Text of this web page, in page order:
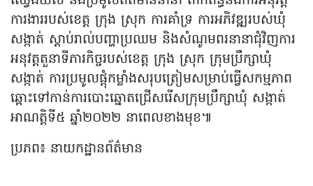
ការងាររបស់ខេត្ត ក្រុង ស្រុក ការគាំទ្រ ការអភិវឌ្ឍរបស់ឃុំ
សង្កាត់ ស្តាប់រាល់បញ្ហាប្រឈម និងសំណូមពរនានាជុំវិញការ
អនុវត្តតួនាទីភារកិច្ចរបស់ខេត្ត ក្រុង ស្រុក ក្រុមប្រឹក្សាឃុំ
សង្កាត់ ការប្រមូលផ្តុំកម្លាំងសរុបត្រៀមសម្រាប់ធ្វើសកម្មភាព
ឆ្ពោះទៅកាន់ការបោះឆ្នោតជ្រើសរើសក្រុមប្រឹក្សាឃុំ សង្កាត់
អាណត្តិទី៥ ឆ្នាំ២០២២ នាពេលខាងមុខ៕
ប្រភព៖ នាយកដ្ឋានព័ត៌មាន